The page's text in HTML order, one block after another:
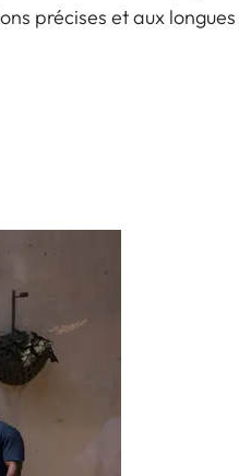
précises et aux longues